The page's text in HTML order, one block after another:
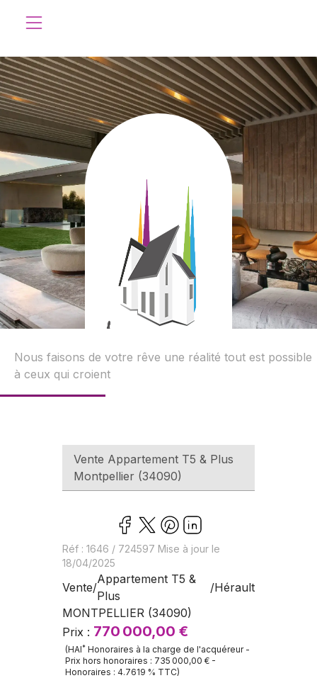
Nous faisons de votre rêve une réalité tout est possible
à ceux qui croient
Vente Appartement T5 & Plus
Montpellier (34090)
Réf : 1646 / 724597 Mise à jour le
18/04/2025
Vente/
Appartement T5 &
Plus
/Hérault
MONTPELLIER (34090)
Prix : 770 000,00 €
(HAI* Honoraires à la charge de l'acquéreur -
Prix hors honoraires : 735 000,00 € -
Honoraires : 4.7619 % TTC)